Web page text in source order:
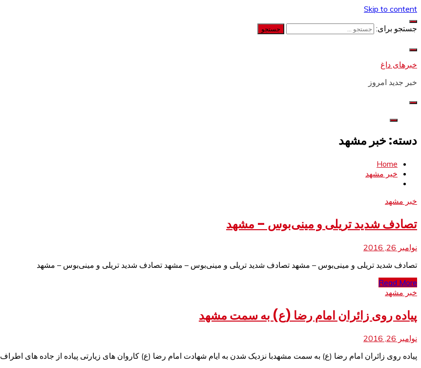
Skip to content
جستجو برای:
خبرهای داغ
خبر جدید امروز
دسته: خبر مشهد
Home
خبر مشهد
خبر مشهد
تصادف شدید تریلی و مینی‌بوس – مشهد
نوامبر 26, 2016
تصادف شدید تریلی و مینی‌بوس – مشهد تصادف شدید تریلی و مینی‌بوس – مشهد تصادف شدید تریلی و مینی‌بوس – مشهد
Read More
خبر مشهد
پیاده روی زائران امام رضا (ع) به سمت مشهد
نوامبر 26, 2016
پیاده روی زائران امام رضا (ع) به سمت مشهدبا نزدیک شدن به ایام شهادت امام رضا (ع) کاروان های زیارتی پیاده از جاده های اطراف